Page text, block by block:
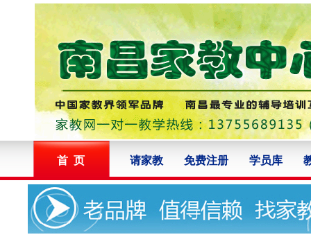
首 页 请家教 免费注册 学员库